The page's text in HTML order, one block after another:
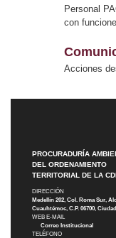
Personal
con
Acciones
PROCURADURÍA
DEL ORDENAMIENTO
TERRITORIAL DE LA
DIRECCIÓN
Medellín 202, Col. Roma Sur,
Cuauhtémoc, C.P. 06700,
WEB E-MAIL
Correo Institucional
TELÉFONO